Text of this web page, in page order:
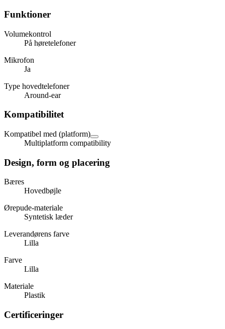
Funktioner
Volumekontrol
På høretelefoner
Mikrofon
Ja
Type hovedtelefoner
Around-ear
Kompatibilitet
Kompatibel med (platform)
Multiplatform compatibility
Design, form og placering
Bæres
Hovedbøjle
Ørepude-materiale
Syntetisk læder
Leverandørens farve
Lilla
Farve
Lilla
Materiale
Plastik
Certificeringer